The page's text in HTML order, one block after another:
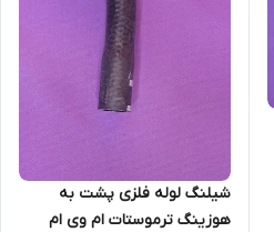
شیلنگ لوله فلزی پشت به
هوزینگ ترموستات ام وی ام